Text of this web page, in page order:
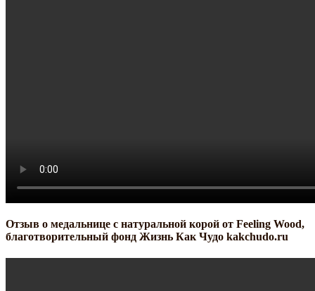
Отзыв о медальнице с натуральной корой от Feeling Wood,
благотворительный фонд Жизнь Как Чудо kakchudo.ru